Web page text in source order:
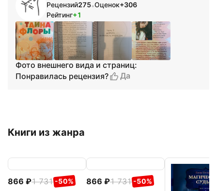
Рецензий275•Оценок+306
Рейтинг+1
Фото внешнего вида и страниц:
Понравилась рецензия?
Да
Книги из жанра
866 1 731 -50% 866 1 731 -50%